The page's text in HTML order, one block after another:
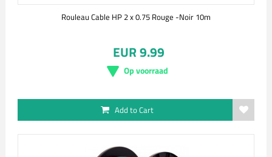
Rouleau Cable HP 2 x 0.75 Rouge -Noir 10m
EUR 9.99
Op voorraad
Add to Cart